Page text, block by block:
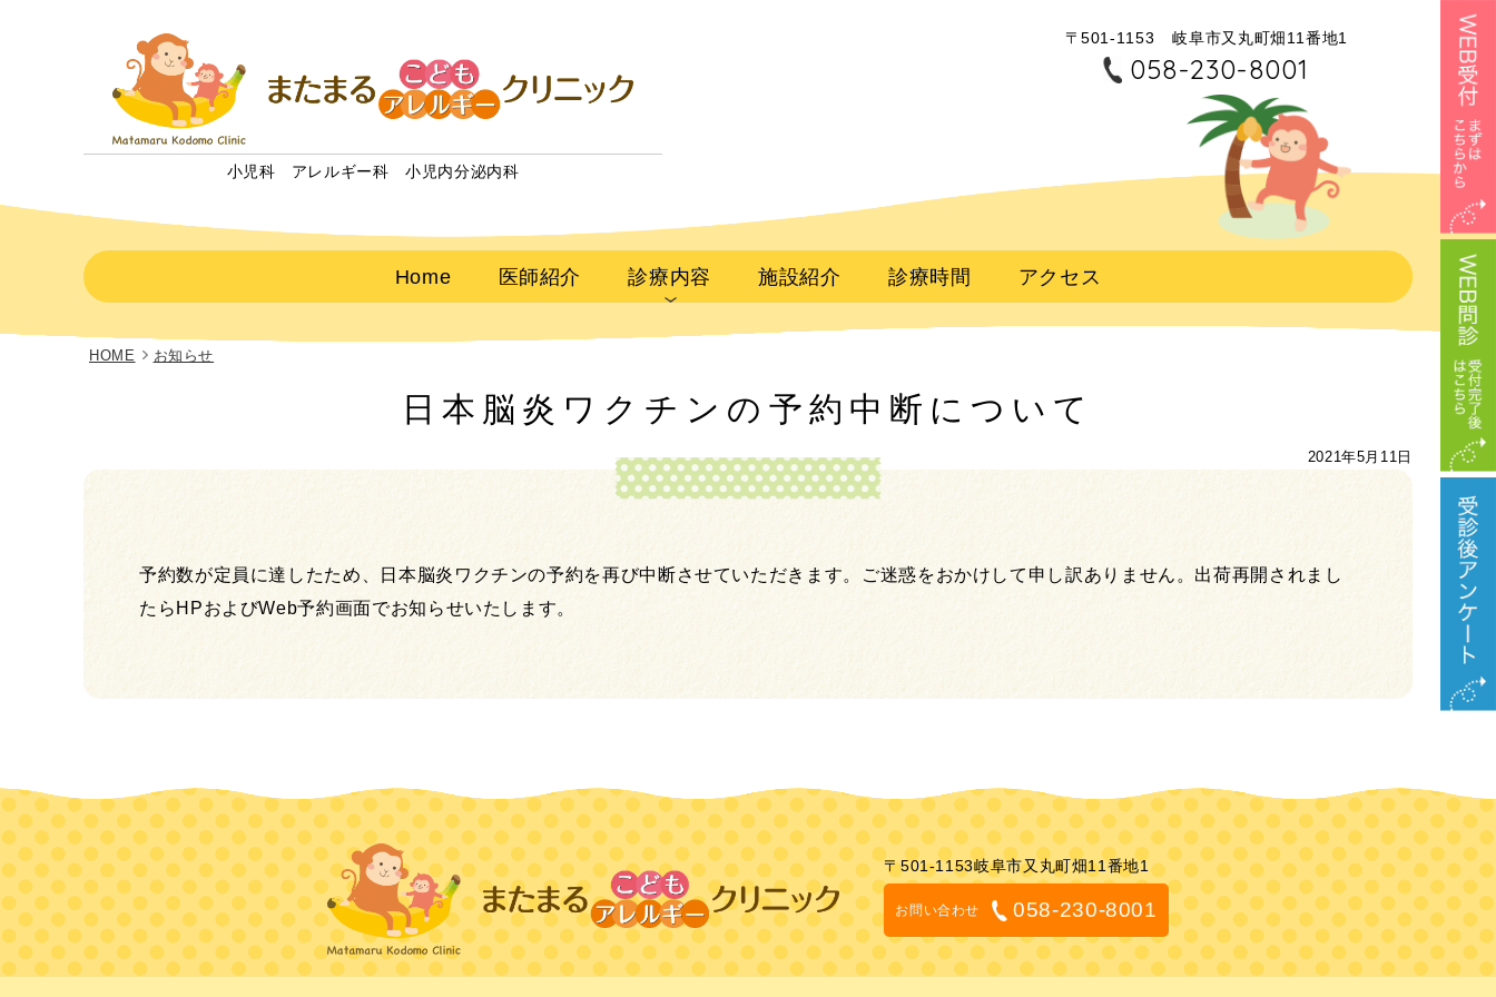
小児科 アレルギー科 小児内分泌内科
〒501-1153 岐阜市又丸町畑11番地1
058-230-8001
Home 医師紹介 診療内容 施設紹介 診療時間 アクセス
HOME お知らせ
日本脳炎ワクチンの予約中断について
2021年5月11日
予約数が定員に達したため、日本脳炎ワクチンの予約を再び中断させていただきます。ご迷惑をおかけして申し訳ありません。出荷再開されまし
たらHPおよびWeb予約画面でお知らせいたします。
〒501-1153岐阜市又丸町畑11番地1
お問い合わせ 058-230-8001